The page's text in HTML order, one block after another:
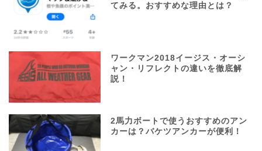
てみる。おすすめな理由とは？
ワークマン2018イージス・オーシ
ャン・リフレクトの違いを徹底解
説！
2馬力ボートで使うおすすめのアン
カーは？バケツアンカーが便利！